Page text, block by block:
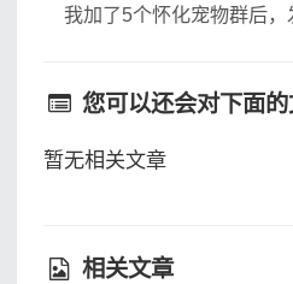
我加了5个怀化宠物群后，
您可以还会对下面的
暂无相关文章
相关文章